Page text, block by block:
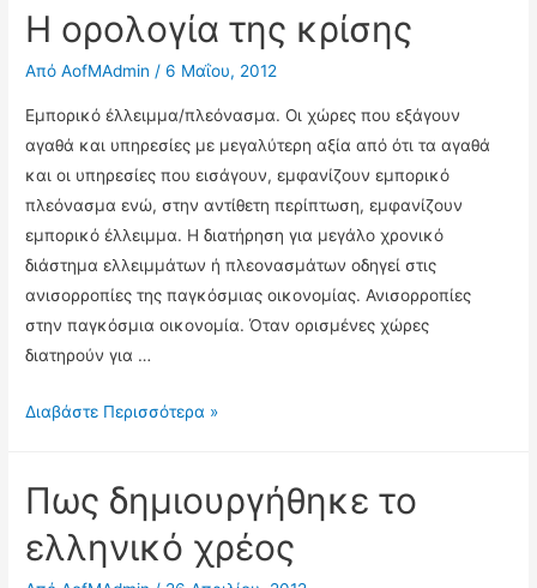
το
μέσο
ενός
κράτους
Η ορολογία της κρίσης
Από AofMAdmin /6 Μαΐου, 2012
Εμπορικό έλλειμμα/πλεόνασμα. Οι χώρες που εξάγουν
αγαθά και υπηρεσίες με μεγαλύτερη αξία από ότι τα αγαθά
και οι υπηρεσίες που εισάγουν, εμφανίζουν εμπορικό
πλεόνασμα ενώ, στην αντίθετη περίπτωση, εμφανίζουν
εμπορικό έλλειμμα. Η διατήρηση για μεγάλο χρονικό
διάστημα ελλειμμάτων ή πλεονασμάτων οδηγεί στις
ανισορροπίες της παγκόσμιας οικονομίας. Ανισορροπίες
στην παγκόσμια οικονομία. Όταν ορισμένες χώρες
διατηρούν για …
Η
κρίσης
Διαβάστε Περισσότερα »
Πως δημιουργήθηκε το
ελληνικό χρέος